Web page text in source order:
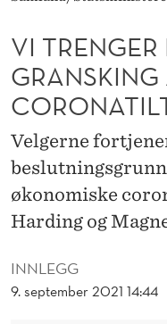
N
U
A
V
H
E
N
G
INNLEGG
9. september 2021 14:44
VI
GRANSKING
Velgerne
økonomiske
Harding og